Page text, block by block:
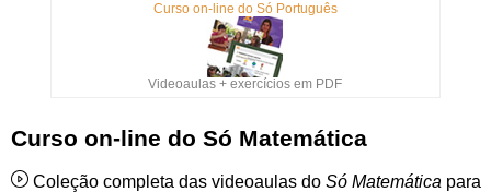
Curso on-line do Só Português
Videoaulas + exercícios em PDF
Curso on-line do Só Matemática
Coleção completa das videoaulas do Só Matemática para